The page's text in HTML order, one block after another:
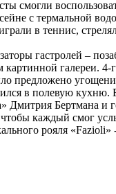
смогли
с термальной
в теннис,
гастролей –
картинной галереи.
предложено
в полевую
Дмитрия Бертмана
каждый смог
рояля